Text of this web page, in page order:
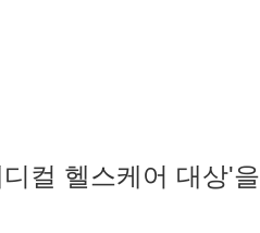
컬 헬스케어 대상'